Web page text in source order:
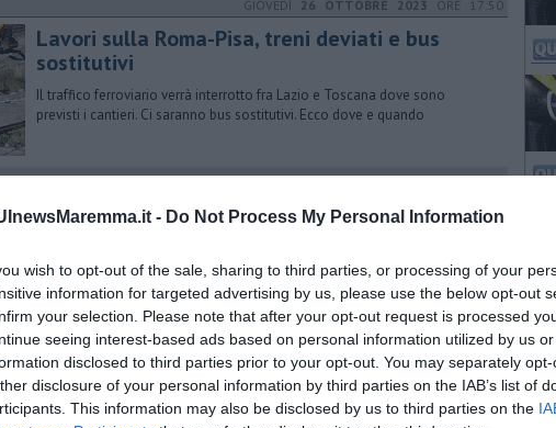
- Do Not Process My Personal Information
wish to opt-out of the sale, sharing to third parties, or processing of your
information for targeted advertising by us, please use the below opt-out
your selection. Please note that after your opt-out request is processed
seeing interest-based ads based on personal information utilized by us
disclosed to third parties prior to your opt-out. You may separately
disclosure of your personal information by third parties on the IAB’s list of
This information may also be disclosed by us to third parties on the
GIOVEDÌ 26 OTTOBRE 2023 ORE 17:50
Lavori sulla Roma-Pisa, treni deviati e bus
sostitutivi
Il traffico ferroviario verrà interrotto fra Lazio e Toscana dove sono
previsti i cantieri. Ci saranno bus sostitutivi. Ecco dove e quando
SABATO04 NOVEMBRE 2023ORE 13:00
Maltempo, treni ancora fermi fra Toscana ed
Riattivata la Prato-Pistoia dopo l’intervento di Rfi, rimane sospesa la
circolazione sull’altra linea convenzionale alluvionata e invasa dai detriti
VENERDÌ06 DICEMBRE 2024ORE 18:30
Ottobre da incubo sui treni, le pagelle linea
per linea